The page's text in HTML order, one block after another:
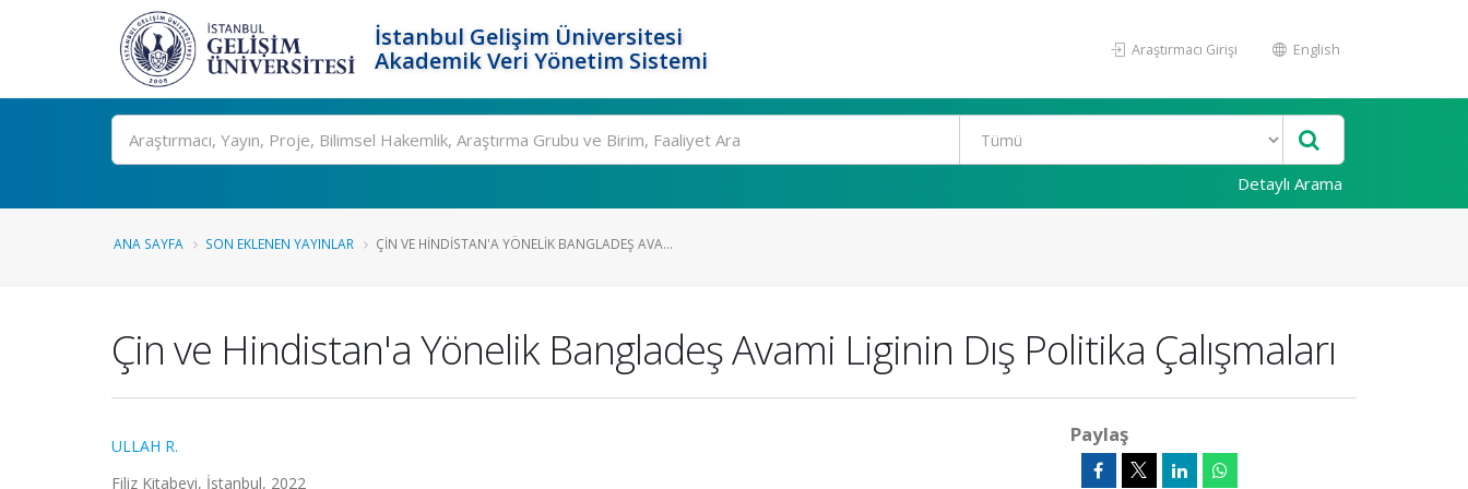
İstanbul Gelişim Üniversitesi
Akademik Veri Yönetim Sistemi
Araştırmacı Girişi English
Ara
Detaylı Arama
ANA SAYFA SON EKLENEN YAYINLAR ÇIN VE HINDISTAN'A YÖNELIK BANGLADEŞ AVA...
Çin ve Hindistan'a Yönelik Bangladeş Avami Liginin Dış Politika Çalışmaları
ULLAH R.
Filiz Kitabevi, İstanbul, 2022
Paylaş